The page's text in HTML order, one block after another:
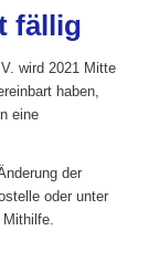
fällig
wird 2021 Mitte
haben,
eine
der
oder unter